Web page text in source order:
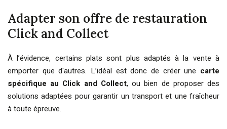
Adapter son offre de restauration
Click and Collect
À l’évidence, certains plats sont plus adaptés à la vente à
emporter que d'autres. L’idéal est donc de créer une carte
spécifique au Click and Collect, ou bien de proposer des
solutions adaptées pour garantir un transport et une fraîcheur
à toute épreuve.